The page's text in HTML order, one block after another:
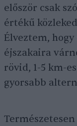
először csak
értékű
Élveztem,
éjszakaira
rövid, 1-5 km-
gyorsabb